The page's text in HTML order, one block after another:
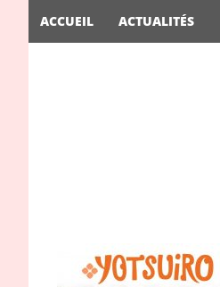
ACCUEIL ACTUALITÉS